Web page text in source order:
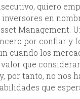
quiero
en
Management.
por confiar y
cuando los
que
por tanto, no nos
que